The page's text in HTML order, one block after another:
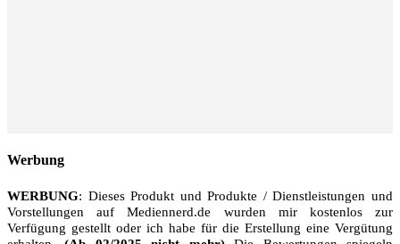
Werbung
WERBUNG: Dieses Produkt und Produkte / Dienstleistungen und
Vorstellungen auf Mediennerd.de wurden mir kostenlos zur
Verfügung gestellt oder ich habe für die Erstellung eine Vergütung